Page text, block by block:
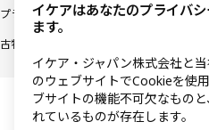
プライバシーポリシー利用規約Cookieポ
古物営業法に基づく表記
イケアはあなたのプライバ
ます。
イケア・ジャパン株式会社と
のウェブサイトでCookieを使
ブサイトの機能不可欠なもの
れているものが存在します。